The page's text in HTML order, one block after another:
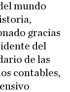
mundo
gracias
del
de las
contables,